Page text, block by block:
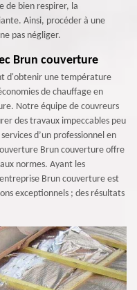
de bien respirer, la
Ainsi, procéder à une
pas négliger.
Brun couverture
d'obtenir une température
de chauffage en
Notre équipe de couvreurs
des travaux impeccables peu
d’un professionnel en
Brun couverture offre
normes. Ayant les
Brun couverture est
exceptionnels ; des résultats